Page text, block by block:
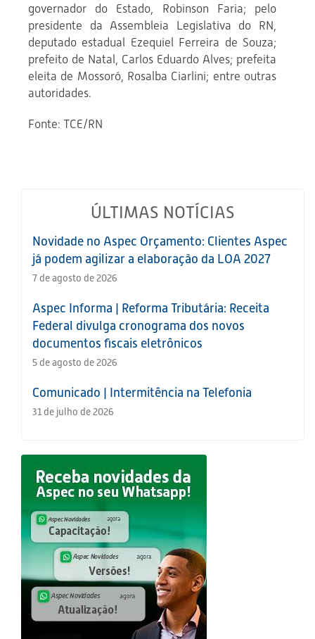
governador do Estado, Robinson Faria; pelo
presidente da Assembleia Legislativa do RN,
deputado estadual Ezequiel Ferreira de Souza;
prefeito de Natal, Carlos Eduardo Alves; prefeita
eleita de Mossoró, Rosalba Ciarlini; entre outras
autoridades.
Fonte: TCE/RN
ÚLTIMAS NOTÍCIAS
Novidade no Aspec Orçamento: Clientes Aspec
já podem agilizar a elaboração da LOA 2027
7 de agosto de 2026
Aspec Informa | Reforma Tributária: Receita
Federal divulga cronograma dos novos
documentos fiscais eletrônicos
5 de agosto de 2026
Comunicado | Intermitência na Telefonia
31 de julho de 2026